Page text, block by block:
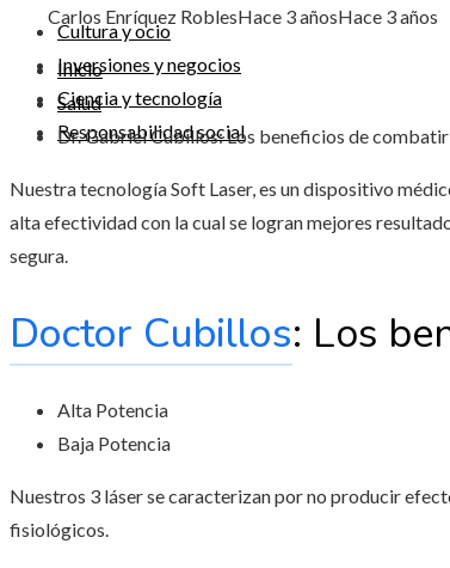
Cultura y ocio
Inversiones y negocios
Ciencia y tecnología
Responsabilidad social
Carlos Enríquez RoblesHace 3 añosHace 3 años
Inicio
Salud
Dr. Gabriel Cubillos: Los beneficios de
Nuestra tecnología Soft Laser, es un dispositivo
alta efectividad con la cual se logran mejores
segura.
Doctor Cubillos: Los
Alta Potencia
Baja Potencia
Nuestros 3 láser se caracterizan por no producir
fisiológicos.